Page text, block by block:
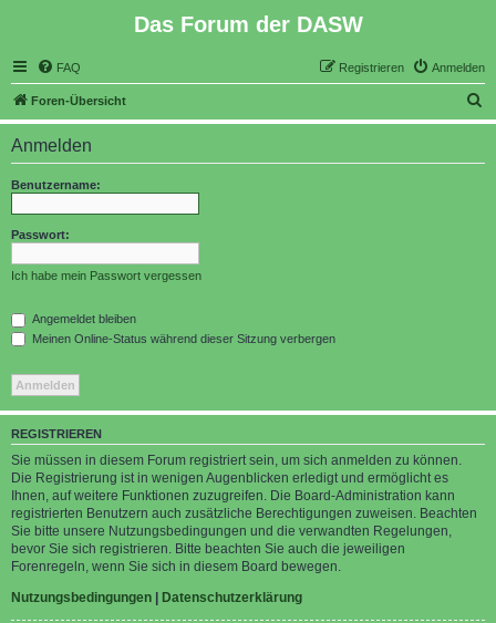
Das Forum der DASW
FAQ Anmelden
Registrieren
Foren-Übersicht
u
Anmelden
Benutzername:
Passwort:
Ich habe mein Passwort vergessen
Angemeldet bleiben
Meinen Online-Status während dieser Sitzung verbergen
REGISTRIEREN
Sie müssen in diesem Forum registriert sein, um sich anmelden zu können.
Die Registrierung ist in wenigen Augenblicken erledigt und ermöglicht es
Ihnen, auf weitere Funktionen zuzugreifen. Die Board-Administration kann
registrierten Benutzern auch zusätzliche Berechtigungen zuweisen. Beachten
Sie bitte unsere Nutzungsbedingungen und die verwandten Regelungen,
bevor Sie sich registrieren. Bitte beachten Sie auch die jeweiligen
Forenregeln, wenn Sie sich in diesem Board bewegen.
Nutzungsbedingungen | Datenschutzerklärung